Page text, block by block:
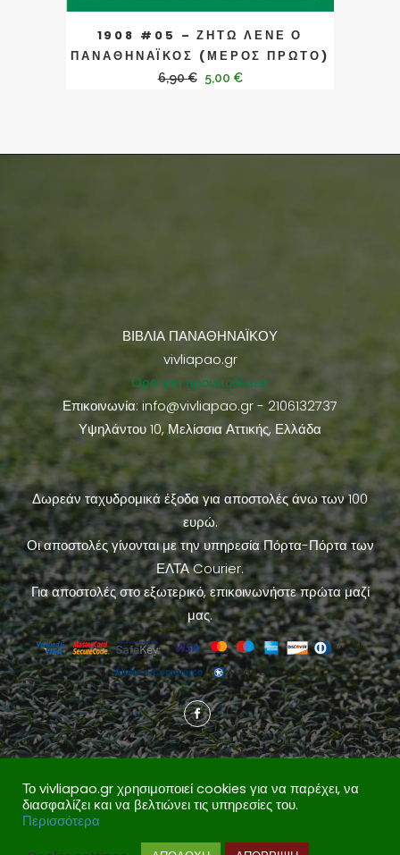
1908 #05 – ΖΗΤΩ ΛΕΝΕ Ο
ΠΑΝΑΘΗΝΑΪΚΟΣ (ΜΕΡΟΣ ΠΡΩΤΟ)
6,90€ 5,00 €
ΒΙΒΛΙΑ ΠΑΝΑΘΗΝΑΪΚΟΥ
vivliapao.gr
Όροι και προϋποθέσεις
Επικοινωνία: info@vivliapao.gr- 2106132737
Υψηλάντου 10, Μελίσσια Αττικής, Ελλάδα
Δωρεάν ταχυδρομικά έξοδα για αποστολές άνω των 100
ευρώ.
Οι αποστολές γίνονται με την υπηρεσία Πόρτα-Πόρτα των
ΕΛΤΑ Courier.
Για αποστολές στο εξωτερικό, επικοινωνήστε πρώτα μαζί
μας.
Το vivliapao.gr χρησιμοποιεί cookies για να παρέχει, να
διασφαλίζει και να βελτιώνει τις υπηρεσίες του.
Περισσότερα